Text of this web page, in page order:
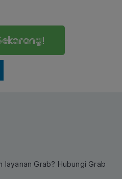
layanan Grab? Hubungi Grab